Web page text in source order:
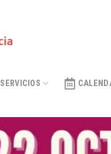
SERVICIOS